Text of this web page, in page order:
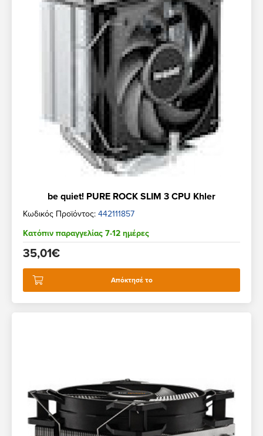
be quiet! PURE ROCK SLIM 3 CPU Khler
Κωδικός Προϊόντος: 442111857
Κατόπιν παραγγελίας 7-12 ημέρες
35,01€
Απόκτησέ το